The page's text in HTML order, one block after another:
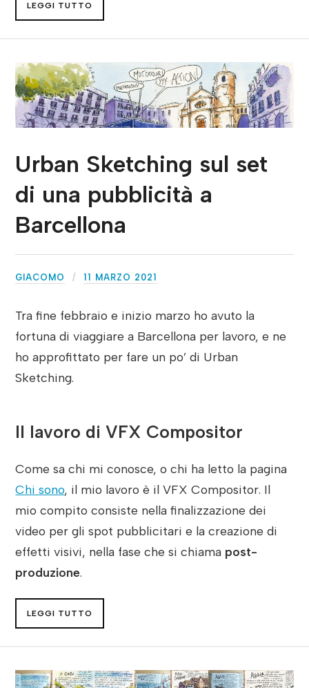
LEGGI TUTTO
Urban Sketching sul set
di una pubblicità a
Barcellona
GIACOMO 11 MARZO 2021
Tra fine febbraio e inizio marzo ho avuto la
fortuna di viaggiare a Barcellona per lavoro, e ne
ho approfittato per fare un po’ di Urban
Sketching.
Il lavoro di VFX Compositor
Come sa chi mi conosce, o chi ha letto la pagina
Chi sono, il mio lavoro è il VFX Compositor. Il
mio compito consiste nella finalizzazione dei
video per gli spot pubblicitari e la creazione di
effetti visivi, nella fase che si chiama post-
produzione.
LEGGI TUTTO